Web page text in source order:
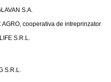
S.A.
AGRO, cooperativa de intreprinzator
S.R.L.
S.R.L.